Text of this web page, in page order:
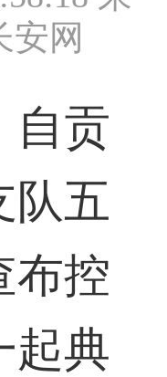
安网
贡
队五
布控
起典